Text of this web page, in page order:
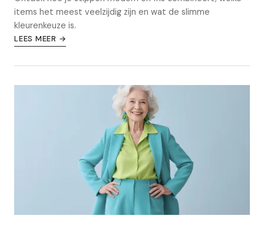
items het meest veelzijdig zijn en wat de slimme
kleurenkeuze is.
LEES MEER →